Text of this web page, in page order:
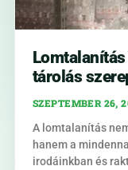
tárolás
SZEPTEMBER 26,
A lomtalanítás
hanem a
irodáinkban és